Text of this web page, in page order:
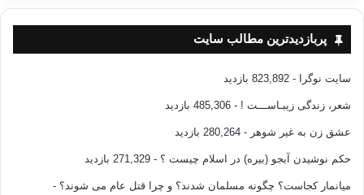
پربازدیدترین مطالب سایت
سایت نوگرا - 823,892 بازدید
شعر، زندگی زیبـاســـت ! - 485,306 بازدید
عشق زن به غیر شوهر - 280,264 بازدید
حکم نوشیدن آبجو (بیره) در اسلام چیست ؟ - 271,329 بازدید
میانمار کجاست؟ چگونه مسلمان شدند؟ و چرا قتل عام می شوند؟ -